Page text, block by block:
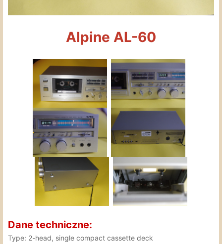
Alpine AL-60
Dane techniczne:
Type: 2-head, single compact cassette deck